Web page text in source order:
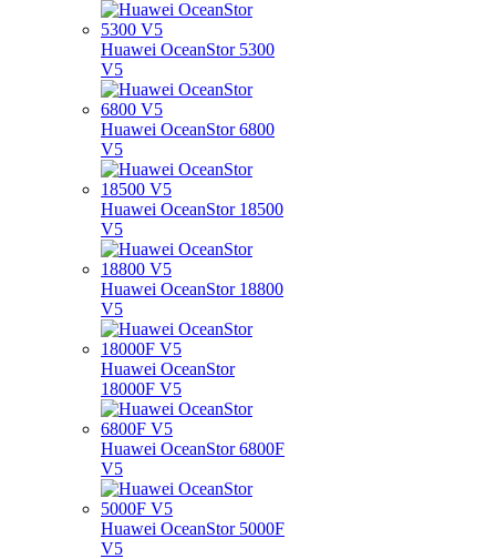
Huawei OceanStor 5300
V5
Huawei OceanStor 6800
V5
Huawei OceanStor 18500
V5
Huawei OceanStor 18800
V5
Huawei OceanStor
18000F V5
Huawei OceanStor 6800F
V5
Huawei OceanStor 5000F
V5